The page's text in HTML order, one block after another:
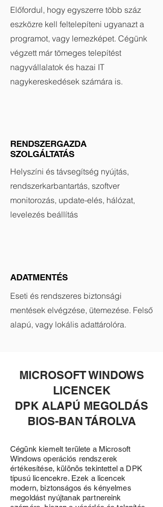
Előfordul, hogy egyszerre több száz
eszközre kell feltelepíteni ugyanazt a
programot, vagy lemezképet. Cégünk
végzett már tömeges telepítést
nagyvállalatok és hazai IT
nagykereskedések számára is.
RENDSZERGAZDA
SZOLGÁLTATÁS
Helyszíni és távsegítség nyújtás,
rendszerkarbantartás, szoftver
monitorozás, update-elés, hálózat,
levelezés beállítás
ADATMENTÉS
Eseti és rendszeres biztonsági
mentések elvégzése, ütemezése. Felső
alapú, vagy lokális adattárolóra.
MICROSOFT WINDOWS
LICENCEK
DPK ALAPÚ MEGOLDÁS
BIOS-BAN TÁROLVA
Cégünk kiemelt területe a Microsoft
Windows operációs rendszerek
értékesítése, különös tekintettel a DPK
típusú licencekre. Ezek a licencek
modern, biztonságos és kényelmes
megoldást nyújtanak partnereink